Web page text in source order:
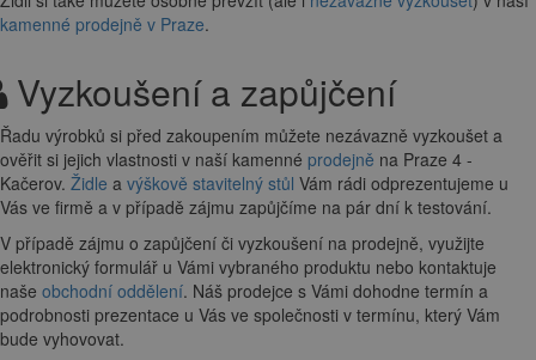
kamenné prodejně v Praze.
Vyzkoušení a zapůjčení
Řadu výrobků si před zakoupením můžete nezávazně vyzkoušet a
ověřit si jejich vlastnosti v naší kamenné prodejně na Praze 4 -
Kačerov. Židle a výškově stavitelný stůl Vám rádi odprezentujeme u
Vás ve firmě a v případě zájmu zapůjčíme na pár dní k testování.
V případě zájmu o zapůjčení či vyzkoušení na prodejně, využijte
elektronický formulář u Vámi vybraného produktu nebo kontaktuje
naše obchodní oddělení. Náš prodejce s Vámi dohodne termín a
podrobnosti prezentace u Vás ve společnosti v termínu, který Vám
bude vyhovovat.